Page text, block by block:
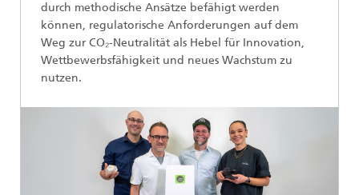
durch methodische Ansätze befähigt werden
können, regulatorische Anforderungen auf dem
Weg zur CO₂-Neutralität als Hebel für Innovation,
Wettbewerbsfähigkeit und neues Wachstum zu
nutzen.